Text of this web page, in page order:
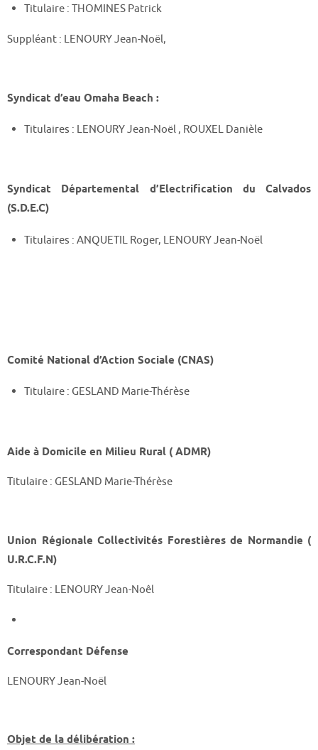
Titulaire : THOMINES Patrick
Suppléant : LENOURY Jean-Noël,
Syndicat d’eau Omaha Beach :
Titulaires : LENOURY Jean-Noël , ROUXEL Danièle
Syndicat Départemental d’Electrification du Calvados
(S.D.E.C)
Titulaires : ANQUETIL Roger, LENOURY Jean-Noël
Comité National d’Action Sociale (CNAS)
Titulaire : GESLAND Marie-Thérèse
Aide à Domicile en Milieu Rural ( ADMR)
Titulaire : GESLAND Marie-Thérèse
Union Régionale Collectivités Forestières de Normandie (
U.R.C.F.N)
Titulaire : LENOURY Jean-Noêl
Correspondant Défense
LENOURY Jean-Noël
Objet de la délibération :